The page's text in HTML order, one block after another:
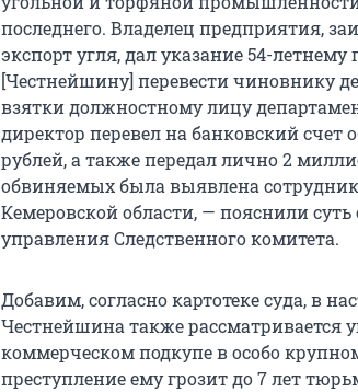
последнего. Владелец предприятия,
экспорт угля, дал указание 54-
[Честнейшину] перевести чиновнику
взятки должностному лицу
директор перевел на банковский
рублей, а также передал лично 2
обвиняемых была выявлена
Кемеровской области, — пояснили
управления Следственного комитета.
Добавим, согласно картотеке суда, в
Честнейшина также рассматривается
коммерческом подкупе в особо
преступление ему грозит до 7 лет